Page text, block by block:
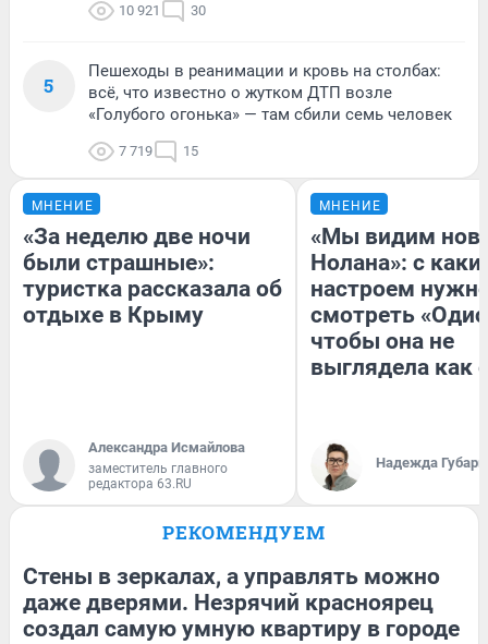
10 921 30
5
Пешеходы в реанимации и кровь на столбах:
всё, что известно о жутком ДТП возле
«Голубого огонька» — там сбили семь человек
7 719 15
МНЕНИЕ
«За неделю две ночи
были страшные»:
туристка рассказала об
отдыхе в Крыму
Александра Исмайлова
заместитель главного
редактора 63.RU
МНЕНИЕ
«Мы видим
Нолана»: с
настроем
смотреть
чтобы она не
выглядела как
Надежда Губарь
РЕКОМЕНДУЕМ
Стены в зеркалах, а управлять можно
даже дверями. Незрячий красноярец
создал самую умную квартиру в городе